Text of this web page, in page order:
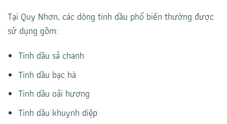
Tại Quy Nhơn, các dòng tinh dầu phổ biến thường được
sử dụng gồm:
Tinh dầu sả chanh
Tinh dầu bạc hà
Tinh dầu oải hương
Tinh dầu khuynh diệp